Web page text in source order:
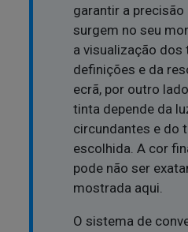
garantir a
surgem no seu
a visualização dos
definições e da
ecrã, por outro
tinta depende da
circundantes e do
escolhida. A cor
pode não ser
mostrada aqui.
O sistema de